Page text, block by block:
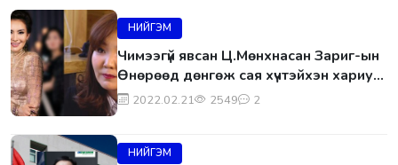
НИЙГЭМ
Чимээгүй явсан Ц.Мөнхнасан Зариг-ын
Өнөрөөд дөнгөж сая хүчтэйхэн хариу
барилаа
2022.02.21 2549 2
НИЙГЭМ